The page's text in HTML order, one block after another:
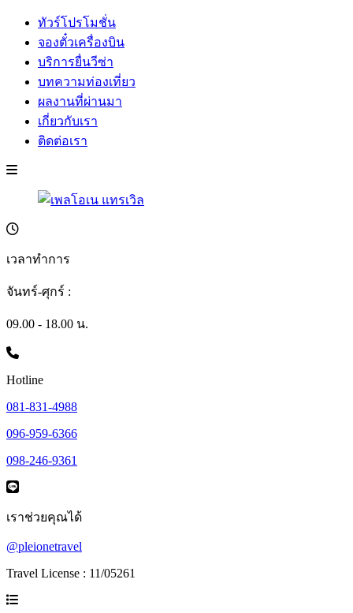
ทัวร์โปรโมชั่น
จองตั๋วเครื่องบิน
บริการยื่นวีซ่า
บทความท่องเที่ยว
ผลงานที่ผ่านมา
เกี่ยวกับเรา
ติดต่อเรา
เวลาทำการ
จันทร์-ศุกร์ :
09.00 - 18.00 น.
Hotline
081-831-4988
096-959-6366
098-246-9361
เราช่วยคุณได้
@pleionetravel
Travel License : 11/05261